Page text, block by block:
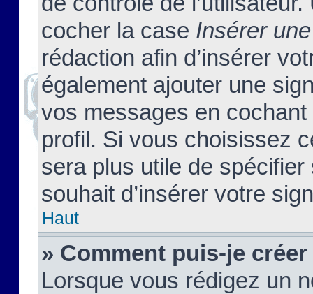
cocher la case Insérer
rédaction afin d’insérer
également ajouter une
vos messages en
profil. Si vous choisissez
sera plus utile de
souhait d’insérer votre
Haut
» Comment puis-je
Lorsque vous rédigez un